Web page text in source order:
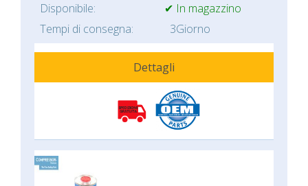
Disponibile:
✔ In magazzino
Tempi di consegna:
3Giorno
Dettagli